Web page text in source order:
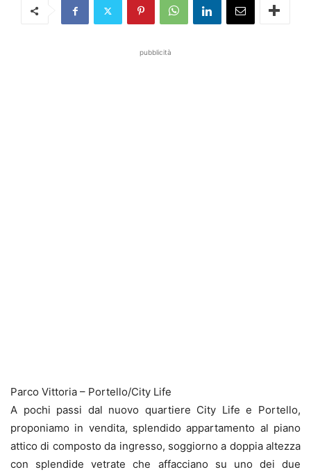
pubblicità
Parco Vittoria – Portello/City Life
A pochi passi dal nuovo quartiere City Life e Portello,
proponiamo in vendita, splendido appartamento al piano
attico di composto da ingresso, soggiorno a doppia altezza
con splendide vetrate che affacciano su uno dei due